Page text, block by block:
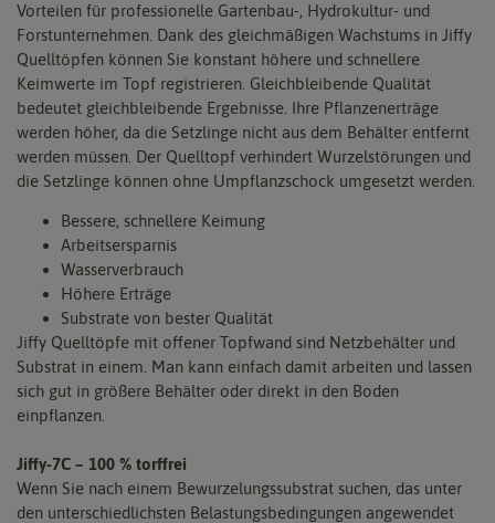
Vorteilen für professionelle Gartenbau-, Hydrokultur- und
Forstunternehmen. Dank des gleichmäßigen Wachstums in Jiffy
Quelltöpfen können Sie konstant höhere und schnellere
Keimwerte im Topf registrieren. Gleichbleibende Qualität
bedeutet gleichbleibende Ergebnisse. Ihre Pflanzenerträge
werden höher, da die Setzlinge nicht aus dem Behälter entfernt
werden müssen. Der Quelltopf verhindert Wurzelstörungen und
die Setzlinge können ohne Umpflanzschock umgesetzt werden.
Bessere, schnellere Keimung
Arbeitsersparnis
Wasserverbrauch
Höhere Erträge
Substrate von bester Qualität
Jiffy Quelltöpfe mit offener Topfwand sind Netzbehälter und
Substrat in einem. Man kann einfach damit arbeiten und lassen
sich gut in größere Behälter oder direkt in den Boden
einpflanzen.
Jiffy-7C – 100 % torffrei
Wenn Sie nach einem Bewurzelungssubstrat suchen, das unter
den unterschiedlichsten Belastungsbedingungen angewendet